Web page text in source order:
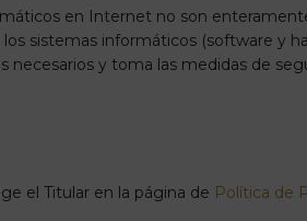
en Internet no son
sistemas informáticos (software y
y toma las medidas de
el Titular en la página de Política de